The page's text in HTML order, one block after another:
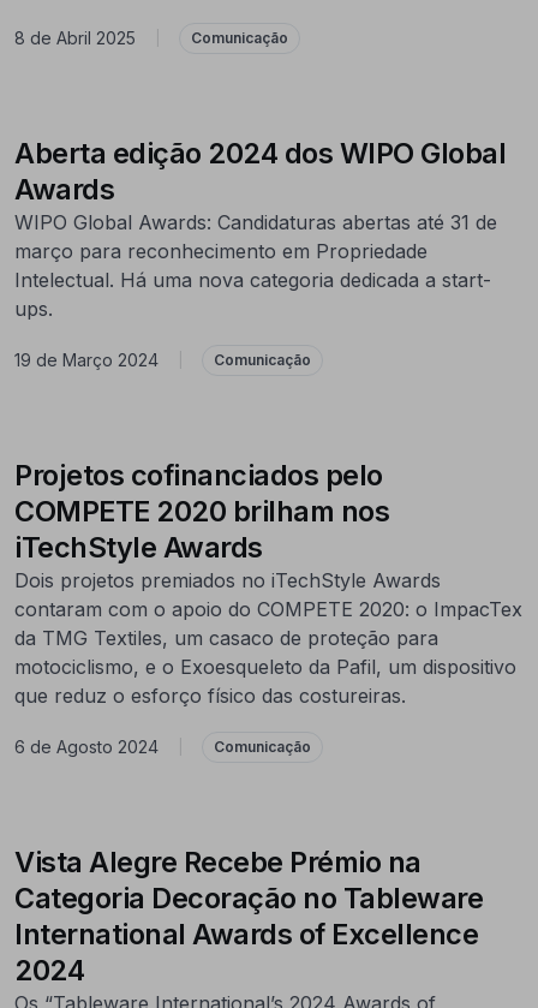
8 de Abril 2025 Comunicação
Aberta edição 2024 dos WIPO Global
Awards
WIPO Global Awards: Candidaturas abertas até 31 de
março para reconhecimento em Propriedade
Intelectual. Há uma nova categoria dedicada a start-
ups.
19 de Março 2024 Comunicação
Projetos cofinanciados pelo
COMPETE 2020 brilham nos
iTechStyle Awards
Dois projetos premiados no iTechStyle Awards
contaram com o apoio do COMPETE 2020: o ImpacTex
da TMG Textiles, um casaco de proteção para
motociclismo, e o Exoesqueleto da Pafil, um dispositivo
que reduz o esforço físico das costureiras.
6 de Agosto 2024 Comunicação
Vista Alegre Recebe Prémio na
Categoria Decoração no Tableware
International Awards of Excellence
2024
Os “Tableware International’s 2024 Awards of